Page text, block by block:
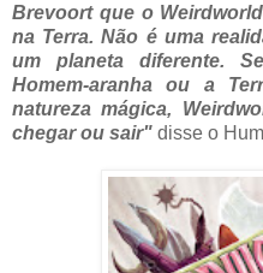
Brevoort que o
na Terra. Não é uma
um planeta diferente.
Homem-aranha ou a
natureza mágica,
chegar ou sair" disse o